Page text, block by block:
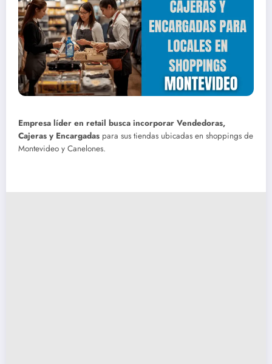
Empresa líder en retail busca incorporar Vendedoras,
Cajeras y Encargadas para sus tiendas ubicadas en shoppings de
Montevideo y Canelones.